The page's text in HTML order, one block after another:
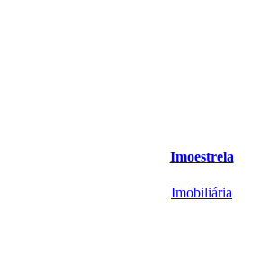
Imoestrela
Imobiliária